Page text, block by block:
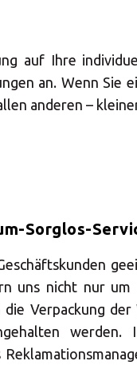
auf Ihre
an. Wenn Sie
anderen –
Sorglos-
uns nicht nur
Verpackung